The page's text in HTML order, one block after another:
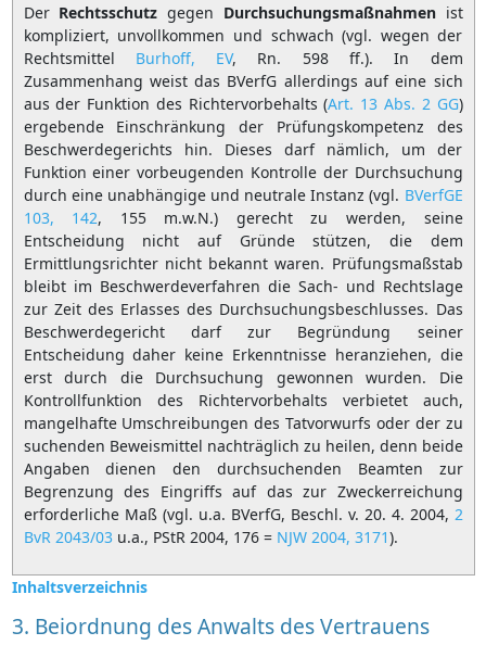
Der Rechtsschutz gegen Durchsuchungsmaßnahmenist
kompliziert, unvollkommen und schwach (vgl. wegen der
Rechtsmittel Burhoff, EV, Rn. 598 ff.). In dem
Zusammenhang weist das BVerfG allerdings auf eine sich
aus der Funktion des Richtervorbehalts (Art. 13 Abs. 2 GG)
ergebende Einschränkung der Prüfungskompetenz des
Beschwerdegerichts hin. Dieses darf nämlich, um der
Funktion einer vorbeugenden Kontrolle der Durchsuchung
durch eine unabhängige und neutrale Instanz (vgl. BVerfGE
103, 142, 155 m.w.N.) gerecht zu werden, seine
Entscheidung nicht auf Gründe stützen, die dem
Ermittlungsrichter nicht bekannt waren. Prüfungsmaßstab
bleibt im Beschwerdeverfahren die Sach- und Rechtslage
zur Zeit des Erlasses des Durchsuchungsbeschlusses. Das
Beschwerdegericht darf zur Begründung seiner
Entscheidung daher keine Erkenntnisse heranziehen, die
erst durch die Durchsuchung gewonnen wurden. Die
Kontrollfunktion des Richtervorbehalts verbietet auch,
mangelhafte Umschreibungen des Tatvorwurfs oder der zu
suchenden Beweismittel nachträglich zu heilen, denn beide
Angaben dienen den durchsuchenden Beamten zur
Begrenzung des Eingriffs auf das zur Zweckerreichung
erforderliche Maß (vgl. u.a. BVerfG, Beschl. v. 20. 4. 2004, 2
BvR 2043/03u.a., PStR 2004, 176 = NJW 2004, 3171).
Inhaltsverzeichnis
3. Beiordnung des Anwalts des Vertrauens